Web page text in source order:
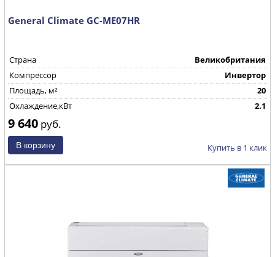
General Climate GC-ME07HR
Страна
Великобритания
Компрессор
Инвертор
Площадь, м²
20
Охлаждение,кВт
2.1
9 640 руб.
Купить в 1 клик